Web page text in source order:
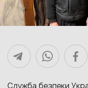
Служба безпеки